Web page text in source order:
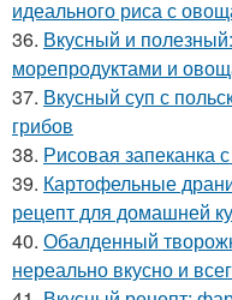
идеального риса с
36. Вкусный и
морепродуктами и
37. Вкусный суп с
грибов
38. Рисовая запеканка
39. Картофельные
рецепт для домашней
40. Обалденный
нереально вкусно и